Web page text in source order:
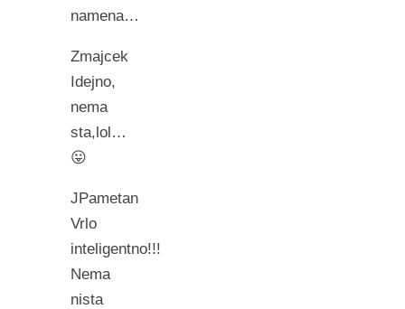
namena…
Zmajcek
Idejno,
nema
sta,lol…
😛
JPametan
Vrlo
inteligentno!!!
Nema
nista